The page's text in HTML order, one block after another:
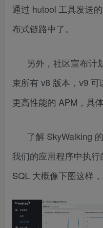
通过 hutool 工具发送
布式链路中了。
另外，社区宣布计
束所有 v8 版本，v9
更高性能的 APM，具
了解 SkyWalking
我们的应用程序中执
SQL 大概像下图这样